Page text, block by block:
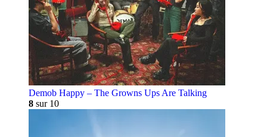
Demob Happy – The Growns Ups Are Talking
8 sur 10